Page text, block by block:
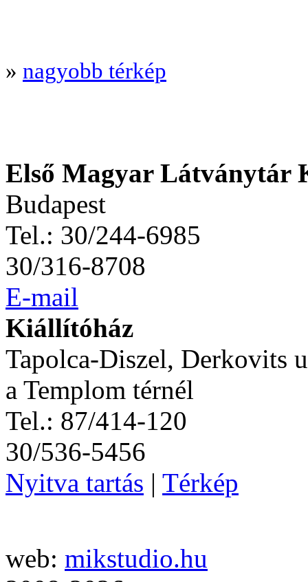
» nagyobb térkép
Első Magyar Látványtár
Budapest
Tel.: 30/244-6985
30/316-8708
E-mail
Kiállítóház
Tapolca-Diszel, Derkovits
a Templom térnél
Tel.: 87/414-120
30/536-5456
Nyitva tartás | Térkép
web: mikstudio.hu